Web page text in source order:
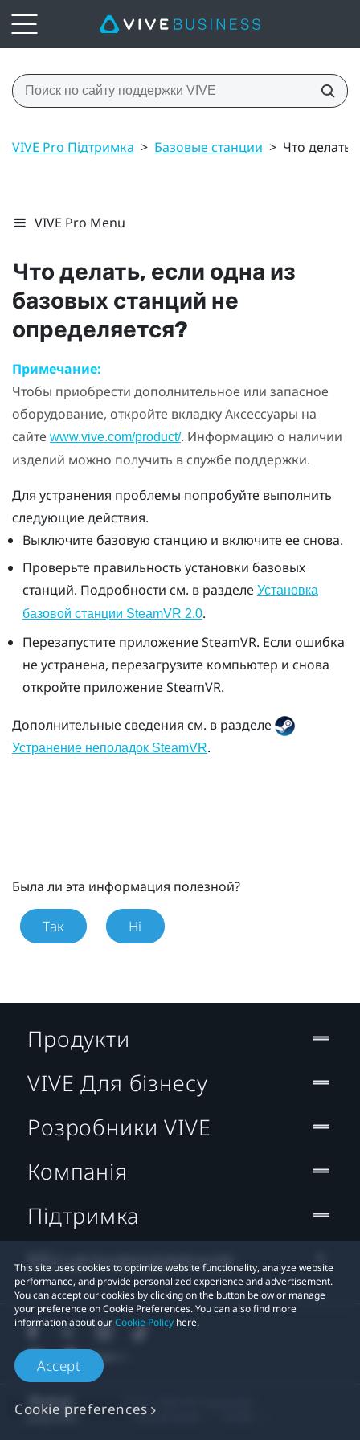
VIVE Pro Підтримка > Базовые станции > Что
VIVE Pro Menu
Что делать, если одна из
базовых станций не
определяется?
Примечание:
Чтобы приобрести дополнительное или запасное
оборудование, откройте вкладку Аксессуары на
сайте www.vive.com/product/. Информацию о наличии
изделий можно получить в службе поддержки.
Для устранения проблемы попробуйте выполнить
следующие действия.
Выключите базовую станцию и включите ее снова.
Проверьте правильность установки базовых
станций. Подробности см. в разделе Установка
базовой станции SteamVR 2.0.
Перезапустите приложение SteamVR. Если ошибка
не устранена, перезагрузите компьютер и снова
откройте приложение SteamVR.
Дополнительные сведения см. в разделе
Устранение неполадок SteamVR.
Была ли эта информация полезной?
Так Ні
This site uses cookies to optimize website functionality, analyze website
performance, and provide personalized experience and advertisement.
You can accept our cookies by clicking on the button below or manage
your preference on Cookie Preferences. You can also find more
information about ourCookie Policy here.
Accept
Cookie preferences
Продукти
VIVE Для бізнесу
Розробники VIVE
Компанія
Підтримка
Місцезнаходження:
Правові умови